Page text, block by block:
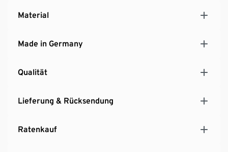
mit sichtbarer Holzstruktur
Klassische Stollenbauweise
Material
Made in Germany
Qualität
Lieferung & Rücksendung
Ratenkauf